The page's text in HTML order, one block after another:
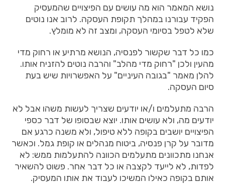
נושא המאמר הוא מה עושים עם הפיצויים שהמעסיק
הפקיד עבורנו במהלך תקופת העסקה. לרוב אנו נוטים
שלא לטפל בסיומי העסקה, ומצב זה לא מומלץ.
כמו כל דבר שקשור לפנסיה, הנושא מרתיע או רחוק מדי
מהעין ולכן "רחוק מדי מהלב" והרבה נוטים להזניח אותו.
להלן מאמר "בגובה העיניים" על האפשרויות שיש בעת
סיום העסקה.
הרבה מתעלמים ו/או יודעים שצריך לעשות משהו אבל לא
יודעים מה, ולא עושים אותו. יוצא שבסופו של דבר כספי
הפיצויים יושבים בקופה ללא טיפול, ולא משנה כרגע אם
מדובר על קרן פנסיה, ביטוח מנהלים או קופת גמל. וכאשר
אנחנו מתכוונים מתעלמים הכוונה להתעלמות ממש: לא
לפדות, לא לייעד לקצבה או כל דבר אחר. פשוט להשאיר
אותם בקופה כאילו המשיכו לעבוד את אותו המעסיק.